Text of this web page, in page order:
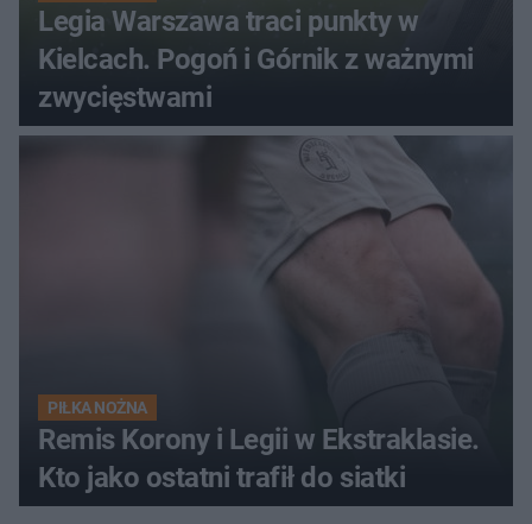
Legia Warszawa traci punkty w
Kielcach. Pogoń i Górnik z ważnymi
zwycięstwami
PIŁKA NOŻNA
Remis Korony i Legii w Ekstraklasie.
Kto jako ostatni trafił do siatki